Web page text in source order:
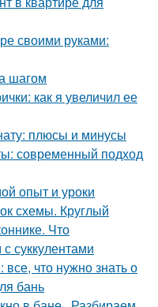
своими руками:
шагом
как я увеличил ее
плюсы и минусы
современный подход
опыт и уроки
схемы. Круглый
Что
суккулентами
что нужно знать о
бань